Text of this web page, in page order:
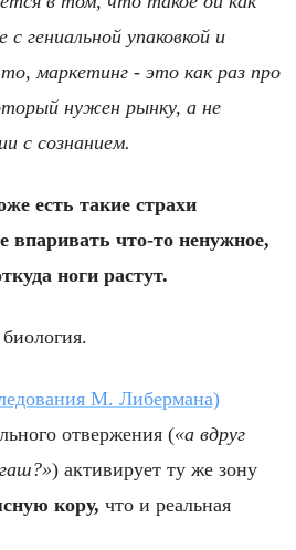
гениальной упаковкой и
маркетинг - это как раз про
нужен рынку, а не
с сознанием.
есть такие страхи
впаривать что-то ненужное,
ноги растут.
М. Либермана)
отвержения («а вдруг
) активирует ту же зону
кору, что и реальная